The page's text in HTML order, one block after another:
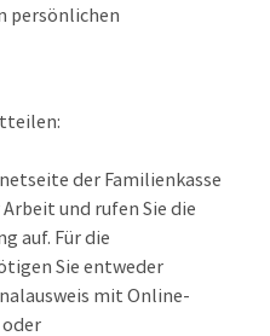
persönlichen
der Familienkasse
und rufen Sie die
auf. Für die
Sie entweder
mit Online-